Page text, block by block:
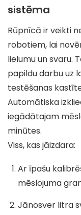
sistēma
Rūpnīcā ir veikti
robotiem, lai
lielumu un svaru.
papildu darbu uz
testēšanas
Automātiska
iegādātajam
minūtes.
Viss, kas jāizdara:
Ar īpašu
mēslojuma
Jānosver litra